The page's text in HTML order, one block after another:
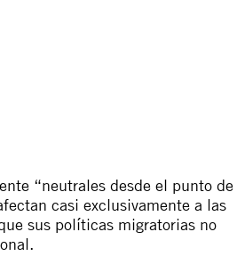
“neutrales desde el punto de
casi exclusivamente a las
sus políticas migratorias no